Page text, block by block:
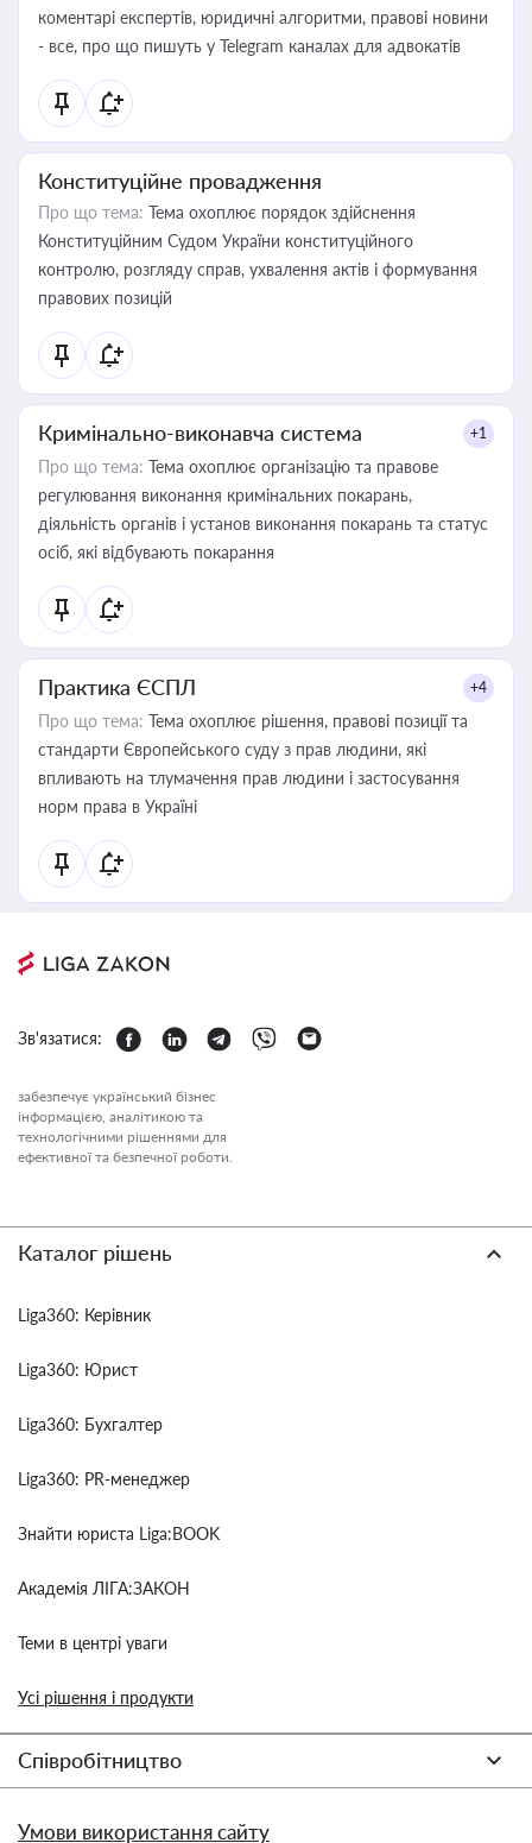
коментарі експертів, юридичні алгоритми, правові новини
- все, про що пишуть у Telegram каналах для адвокатів
Конституційне провадження
Про що тема: Тема охоплює порядок здійснення
Конституційним Судом України конституційного
контролю, розгляду справ, ухвалення актів і формування
правових позицій
Кримінально-виконавча система +1
Про що тема: Тема охоплює організацію та правове
регулювання виконання кримінальних покарань,
діяльність органів і установ виконання покарань та статус
осіб, які відбувають покарання
Практика ЄСПЛ +4
Про що тема: Тема охоплює рішення, правові позиції та
стандарти Європейського суду з прав людини, які
впливають на тлумачення прав людини і застосування
норм права в Україні
Зв'язатися:
забезпечує український бізнес
інформацією, аналітикою та
технологічними рішеннями для
ефективної та безпечної роботи.
Каталог рішень
Liga360: Керівник
Liga360: Юрист
Liga360: Бухгалтер
Liga360: PR-менеджер
Знайти юриста Liga:BOOK
Академія ЛІГА:ЗАКОН
Теми в центрі уваги
Усі рішення і продукти
Співробітництво
Умови використання сайту